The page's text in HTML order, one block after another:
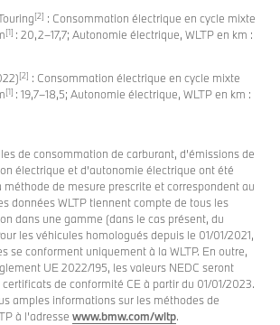
[2] : Consommation électrique en cycle mixte
[1] : 20,2–17,7; Autonomie électrique, WLTP en km :
[2] : Consommation électrique en cycle mixte
[1] : 19,7–18,5; Autonomie électrique, WLTP en km :
de consommation de carburant, d’émissions de
électrique et d’autonomie électrique ont été
de mesure prescrite et correspondent au
données WLTP tiennent compte de tous les
dans une gamme (dans le cas présent, du
les véhicules homologués depuis le 01/01/2021,
se conforment uniquement à la WLTP. En outre,
UE 2022/195, les valeurs NEDC seront
de conformité CE à partir du 01/01/2023.
amples informations sur les méthodes de
à l’adresse www.bmw.com/wltp.